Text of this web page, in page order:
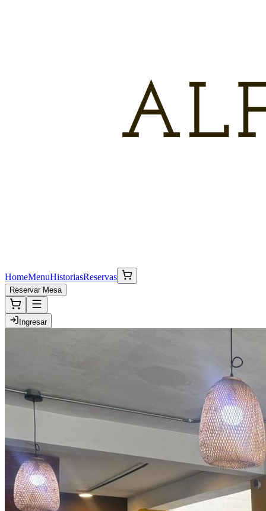
HomeMenuHistoriasReservas
Reservar Mesa
Ingresar